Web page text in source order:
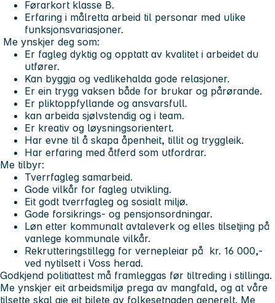
Førarkort klasse B.
Erfaring i målretta arbeid til personar med ulike
funksjonsvariasjoner.
Me ynskjer deg som:
Er fagleg dyktig og opptatt av kvalitet i arbeidet du
utfører.
Kan byggja og vedlikehalda gode relasjoner.
Er ein trygg vaksen både for brukar og pårørande.
Er pliktoppfyllande og ansvarsfull.
kan arbeida sjølvstendig og i team.
Er kreativ og løysningsorientert.
Har evne til å skapa åpenheit, tillit og tryggleik.
Har erfaring med åtferd som utfordrar.
Me tilbyr:
Tverrfagleg samarbeid.
Gode vilkår for fagleg utvikling.
Eit godt tverrfagleg og sosialt miljø.
Gode forsikrings- og pensjonsordningar.
Løn etter kommunalt avtaleverk og elles tilsetjing på
vanlege kommunale vilkår.
Rekrutteringstillegg for vernepleiar på kr. 16 000,-
ved nytilsett i Voss herad.
Godkjend politiattest må framleggas før tiltreding i stillinga.
Me ynskjer eit arbeidsmiljø prega av mangfald, og at våre
tilsette skal gje eit bilete av folkesetnaden generelt. Me